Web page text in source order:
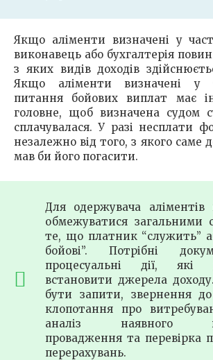
Якщо аліменти визначені у
виконавець або бухгалтерія
з яких видів доходів
Якщо аліменти визначені у
питання бойових виплат має
головне, щоб визначена судом
сплачувалася. У разі несплати
незалежно від того, з якого саме
мав би його погасити.
Для одержувача
обмежуватися загальними
те, що платник “служить”
бойові”. Потрібні
процесуальні дії, які
встановити джерела
бути запити, звернення
клопотання про
аналіз наявного
провадження та перевірка
перерахувань.